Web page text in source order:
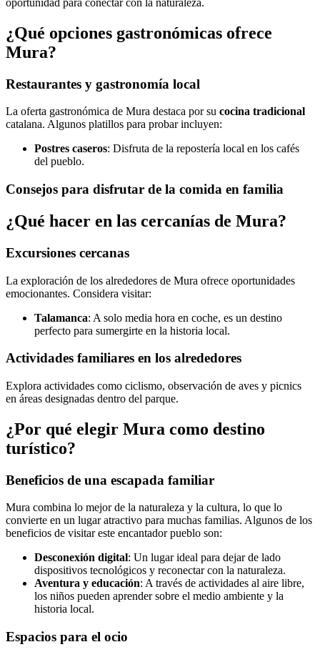
¿Qué opciones gastronómicas ofrece
Mura?
Restaurantes y gastronomía local
La oferta gastronómica de Mura destaca por su cocina tradicional
catalana. Algunos platillos para probar incluyen:
Postres caseros: Disfruta de la repostería local en los cafés
del pueblo.
Consejos para disfrutar de la comida en familia
¿Qué hacer en las cercanías de Mura?
Excursiones cercanas
La exploración de los alrededores de Mura ofrece oportunidades
emocionantes. Considera visitar:
Talamanca: A solo media hora en coche, es un destino
perfecto para sumergirte en la historia local.
Actividades familiares en los alrededores
Explora actividades como ciclismo, observación de aves y picnics
en áreas designadas dentro del parque.
¿Por qué elegir Mura como destino
turístico?
Beneficios de una escapada familiar
Mura combina lo mejor de la naturaleza y la cultura, lo que lo
convierte en un lugar atractivo para muchas familias. Algunos de los
beneficios de visitar este encantador pueblo son:
Desconexión digital: Un lugar ideal para dejar de lado
dispositivos tecnológicos y reconectar con la naturaleza.
Aventura y educación: A través de actividades al aire libre,
los niños pueden aprender sobre el medio ambiente y la
historia local.
Espacios para el ocio